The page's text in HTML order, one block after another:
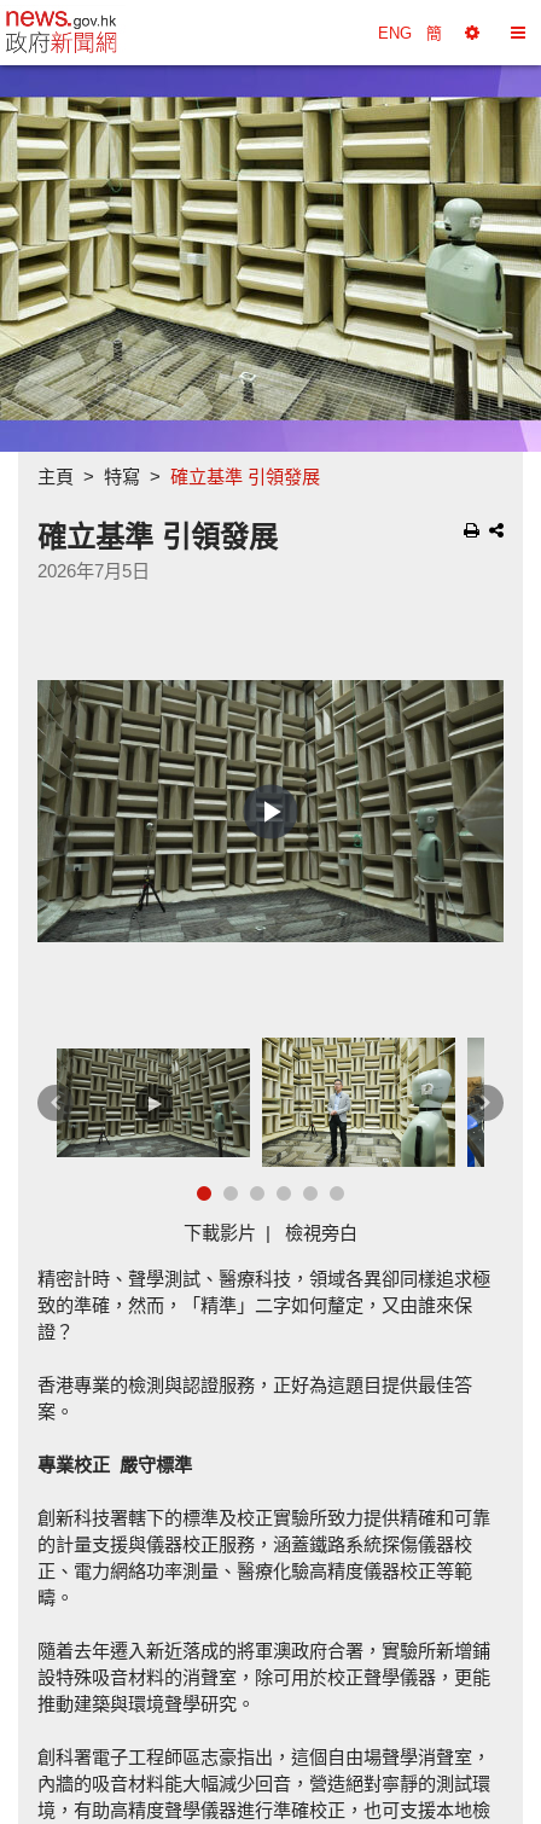
政府新聞網主頁 ENG 簡
擇
工
具
換
目
錄
主頁 特寫 確立基準 引領發展
確立基準 引領發展
2026年7月5日
Play
Video
下
一
上
一
篇
下載影片 | 檢視旁白
精密計時、聲學測試、醫療科技，領域各異卻同樣追求極
致的準確，然而，「精準」二字如何釐定，又由誰來保
證？
香港專業的檢測與認證服務，正好為這題目提供最佳答
案。
專業校正 嚴守標準
創新科技署轄下的標準及校正實驗所致力提供精確和可靠
的計量支援與儀器校正服務，涵蓋鐵路系統探傷儀器校
正、電力網絡功率測量、醫療化驗高精度儀器校正等範
疇。
隨着去年遷入新近落成的將軍澳政府合署，實驗所新增鋪
設特殊吸音材料的消聲室，除可用於校正聲學儀器，更能
推動建築與環境聲學研究。
創科署電子工程師區志豪指出，這個自由場聲學消聲室，
內牆的吸音材料能大幅減少回音，營造絕對寧靜的測試環
境，有助高精度聲學儀器進行準確校正，也可支援本地檢